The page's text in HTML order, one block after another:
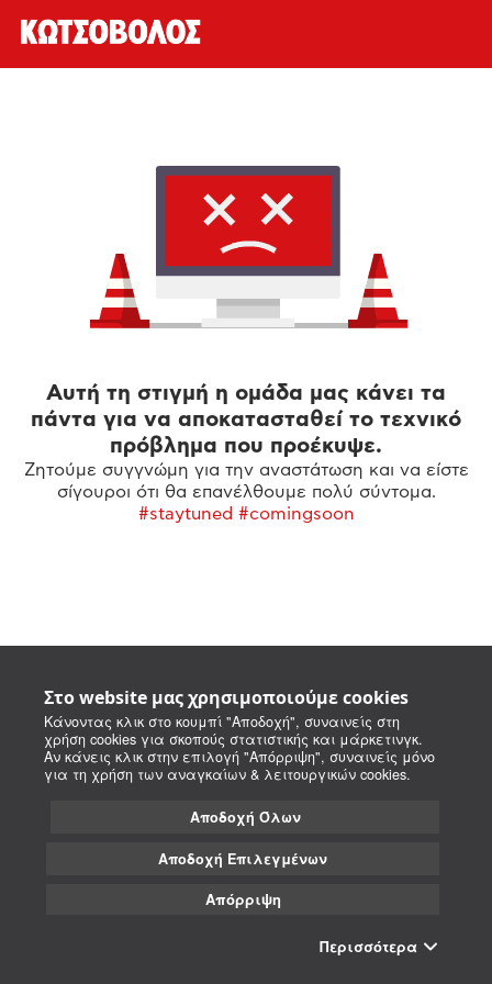
Στο website μας χρησιμοποιούμε cookies
Κάνοντας κλικ στο κουμπί "Αποδοχή", συναινείς στη
χρήση cookies για σκοπούς στατιστικής και μάρκετινγκ.
Αν κάνεις κλικ στην επιλογή "Απόρριψη", συναινείς μόνο
για τη χρήση των αναγκαίων & λειτουργικών cookies.
Αποδοχή Όλων
Αποδοχή Επιλεγμένων
Απόρριψη
Περισσότερα
Αυτή τη στιγμή η ομάδα μας κάνει τα
πάντα για να αποκατασταθεί το τεχνικό
πρόβλημα που προέκυψε.
Ζητούμε συγγνώμη για την αναστάτωση και να είστε
σίγουροι ότι θα επανέλθουμε πολύ σύντομα.
#staytuned #comingsoon